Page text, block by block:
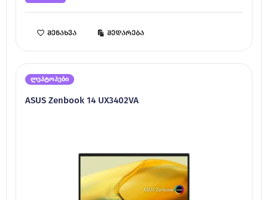
შენახვა შედარება
ლეპტოპები
ASUS Zenbook 14 UX3402VA